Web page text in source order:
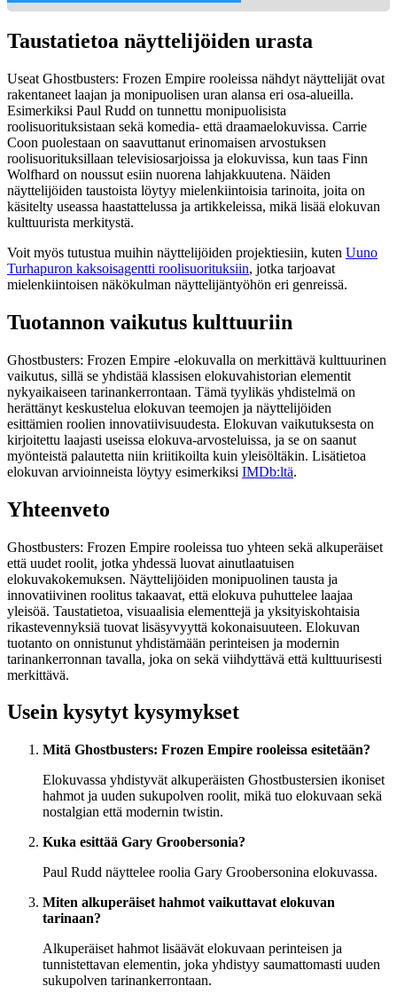
Taustatietoa näyttelijöiden urasta
Useat Ghostbusters: Frozen Empire rooleissa nähdyt näyttelijät ovat
rakentaneet laajan ja monipuolisen uran alansa eri osa-alueilla.
Esimerkiksi Paul Rudd on tunnettu monipuolisista
roolisuorituksistaan sekä komedia- että draamaelokuvissa. Carrie
Coon puolestaan on saavuttanut erinomaisen arvostuksen
roolisuorituksillaan televisiosarjoissa ja elokuvissa, kun taas Finn
Wolfhard on noussut esiin nuorena lahjakkuutena. Näiden
näyttelijöiden taustoista löytyy mielenkiintoisia tarinoita, joita on
käsitelty useassa haastattelussa ja artikkeleissa, mikä lisää elokuvan
kulttuurista merkitystä.
Voit myös tutustua muihin näyttelijöiden projektiesiin, kuten Uuno
Turhapuron kaksoisagentti roolisuorituksiin, jotka tarjoavat
mielenkiintoisen näkökulman näyttelijäntyöhön eri genreissä.
Tuotannon vaikutus kulttuuriin
Ghostbusters: Frozen Empire -elokuvalla on merkittävä kulttuurinen
vaikutus, sillä se yhdistää klassisen elokuvahistorian elementit
nykyaikaiseen tarinankerrontaan. Tämä tyylikäs yhdistelmä on
herättänyt keskustelua elokuvan teemojen ja näyttelijöiden
esittämien roolien innovatiivisuudesta. Elokuvan vaikutuksesta on
kirjoitettu laajasti useissa elokuva-arvosteluissa, ja se on saanut
myönteistä palautetta niin kriitikoilta kuin yleisöltäkin. Lisätietoa
elokuvan arvioinneista löytyy esimerkiksi IMDb:ltä.
Yhteenveto
Ghostbusters: Frozen Empire rooleissa tuo yhteen sekä alkuperäiset
että uudet roolit, jotka yhdessä luovat ainutlaatuisen
elokuvakokemuksen. Näyttelijöiden monipuolinen tausta ja
innovatiivinen roolitus takaavat, että elokuva puhuttelee laajaa
yleisöä. Taustatietoa, visuaalisia elementtejä ja yksityiskohtaisia
rikastevennyksiä tuovat lisäsyvyyttä kokonaisuuteen. Elokuvan
tuotanto on onnistunut yhdistämään perinteisen ja modernin
tarinankerronnan tavalla, joka on sekä viihdyttävä että kulttuurisesti
merkittävä.
Usein kysytyt kysymykset
Mitä Ghostbusters: Frozen Empire rooleissa esitetään?
Elokuvassa yhdistyvät alkuperäisten Ghostbustersien ikoniset
hahmot ja uuden sukupolven roolit, mikä tuo elokuvaan sekä
nostalgian että modernin twistin.
Kuka esittää Gary Groobersonia?
Paul Rudd näyttelee roolia Gary Groobersonina elokuvassa.
Miten alkuperäiset hahmot vaikuttavat elokuvan
tarinaan?
Alkuperäiset hahmot lisäävät elokuvaan perinteisen ja
tunnistettavan elementin, joka yhdistyy saumattomasti uuden
sukupolven tarinankerrontaan.